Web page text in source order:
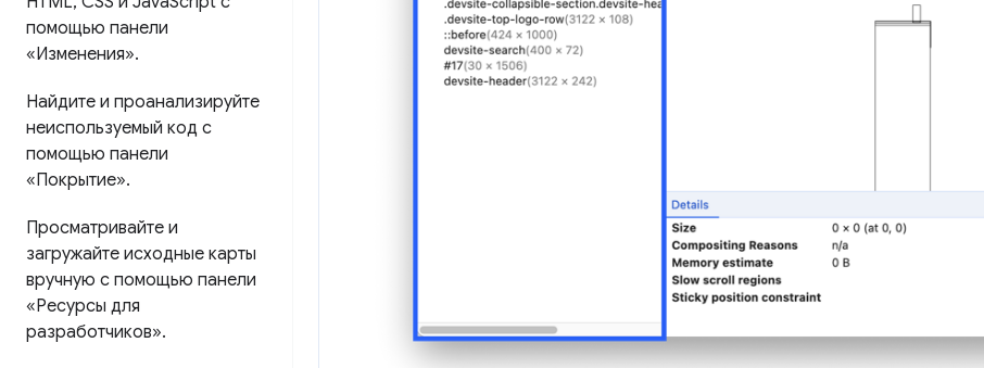
помощью панели
«Изменения».
Найдите и проанализируйте
неиспользуемый код с
помощью панели
«Покрытие».
Просматривайте и
загружайте исходные карты
вручную с помощью панели
«Ресурсы для
разработчиков».